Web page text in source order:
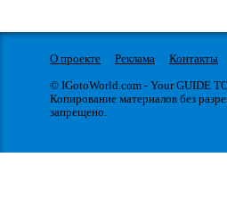
О проекте Реклама Контакты
© IGotoWorld.com - Your GUIDE
Копирование материалов без
запрещено.